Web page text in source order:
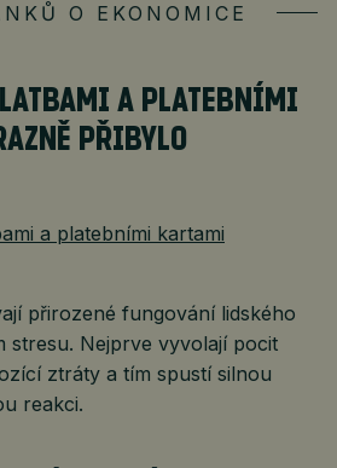
O EKONOMICE
A PLATEBNÍMI
PŘIBYLO
přirozené fungování lidského
stresu. Nejprve vyvolají pocit
ztráty a tím spustí silnou
reakci.